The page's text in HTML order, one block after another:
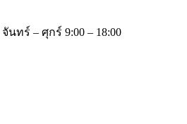
จันทร์ – ศุกร์ 9:00 – 18:00